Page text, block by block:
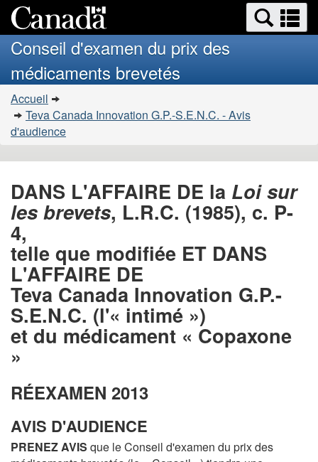
au
contenu
principal
HTML
simplifiée
Search
and
menus
Conseil d'examen du prix des
médicaments brevetés
Vous
�tes
ici
Accueil
Teva Canada Innovation G.P.-S.E.N.C. - Avis
d'audience
DANS L'AFFAIRE DE la Loi sur
les brevets, L.R.C. (1985), c. P-
4,
telle que modifiée ET DANS
L'AFFAIRE DE
Teva Canada Innovation G.P.-
S.E.N.C. (l'« intimé »)
et du médicament « Copaxone
»
RÉEXAMEN 2013
AVIS D'AUDIENCE
PRENEZ AVIS que le Conseil d'examen du prix des